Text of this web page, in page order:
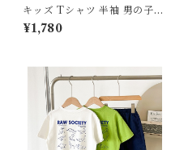
キッズ Tシャツ 半袖 男の子
女の子 韓国子供服 英字 ロゴ
プリント トップス 80 90 100
お出かけ 綿 コットン おしゃれ
¥1,780